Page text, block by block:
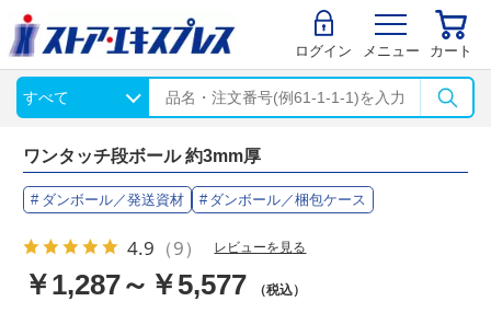
ログイン メニュー カート
ワンタッチ段ボール 約3mm厚
ダンボール／発送資材 ダンボール／梱包ケース
4.9 （9） レビューを見る
￥1,287～￥5,577 （税込）